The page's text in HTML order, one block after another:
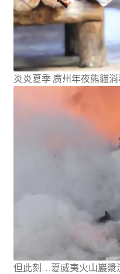
炎炎夏季 廣州年夜熊貓消
但此刻…夏威夷火山巖漿